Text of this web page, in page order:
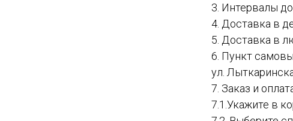
3. Интервалы
4. Доставка в
5. Доставка в
6. Пункт
ул.
7. Заказ и
7.1.Укажите в